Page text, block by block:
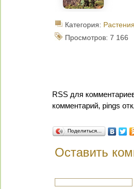
Категория:
Просмотров: 7 166
RSS для
комментарий, pings
Поделиться…
Оставить